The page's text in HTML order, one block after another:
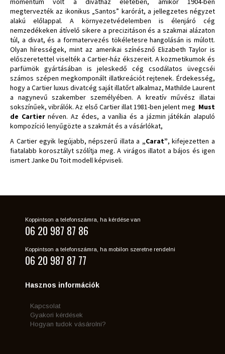
megtervezték az ikonikus „Santos” karórát, a jellegzetes négyzet
alakú előlappal. A környezetvédelemben is élenjáró cég
nemzedékeken átívelő sikere a precizitáson és a szakmai alázaton
túl, a divat, és a formatervezés tökéletesre hangolásán is múlott.
Olyan hírességek, mint az amerikai színésznő Elizabeth Taylor is
előszeretettel viselték a Cartier-ház ékszereit. A kozmetikumok és
parfümök gyártásában is jeleskedő cég csodálatos üvegcséi
számos szépen megkomponált illatkreációt rejtenek. Érdekesség,
hogy a Cartier luxus divatcég saját illatőrt alkalmaz, Mathilde Laurent
a nagynevű szakember személyében. A kreatív művész illatai
sokszínűek, vibrálók. Az első Cartier illat 1981-ben jelent meg Must
de Cartiernéven. Az édes, a vanília és a jázmin játékán alapuló
kompozíció lenyűgözte a szakmát és a vásárlókat,
A Cartier egyik legújabb, népszerű illata a „Carat”, kifejezetten a
fiatalabb korosztályt szólítja meg. A virágos illatot a bájos és igen
ismert Janke Du Toit modell képviseli.
Koppintson a telefonszámra, ha kérdése van
06 20 987 87 86
Koppintson a telefonszámra, ha mobilon szeretne rendelni
06 20 987 87 77
Hasznos információk
Kapcsolat
Gyakori kérdések
Hogyan tudok vásárolni?